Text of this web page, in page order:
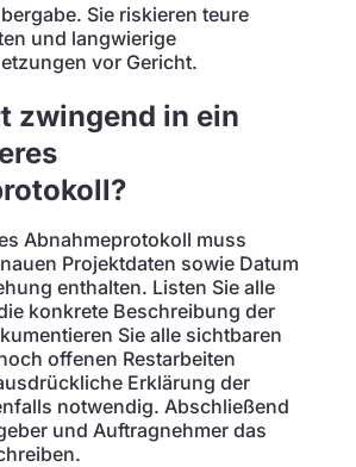
Sie riskieren teure
und langwierige
vor Gericht.
zwingend in ein
Abnahmeprotokoll muss
Projektdaten sowie Datum
enthalten. Listen Sie alle
konkrete Beschreibung der
Sie alle sichtbaren
offenen Restarbeiten
Erklärung der
notwendig. Abschließend
und Auftragnehmer das